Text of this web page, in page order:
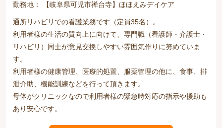
勤務地： 【岐阜県可児市禅台寺】ほほえみデイケア
通所リハビリでの看護業務です（定員35名）。
利用者様の生活の質向上に向けて、専門職（看護師・介護士・
リハビリ）同士が意見交換しやすい雰囲気作りに努めていま
す。
利用者様の健康管理、医療的処置、服薬管理の他に、食事、排
泄介助、機能訓練などを行って頂きます。
母体がクリニックなので利用者様の緊急時対応の指示や援助も
あり安心です。